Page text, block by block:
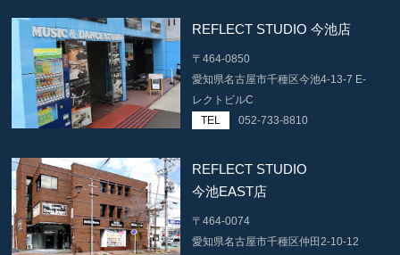
REFLECT STUDIO 今池店
〒464-0850
愛知県名古屋市千種区今池4-13-7 E-
レクトビルC
TEL
052-733-8810
REFLECT STUDIO
今池EAST店
〒464-0074
愛知県名古屋市千種区仲田2-10-12